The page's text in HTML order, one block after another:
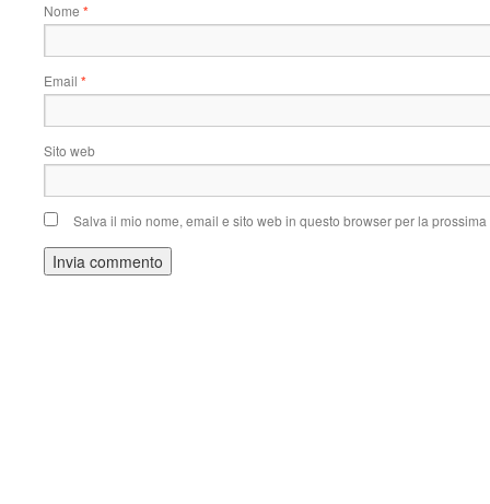
Nome *
Email *
Sito web
Salva il mio nome, email e sito web in questo browser per la